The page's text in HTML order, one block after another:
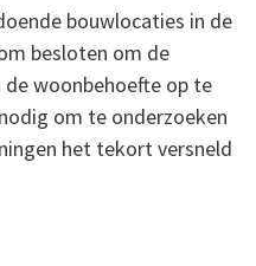
bouwlocaties in de
besloten om de
de woonbehoefte op te
om te onderzoeken
het tekort versneld